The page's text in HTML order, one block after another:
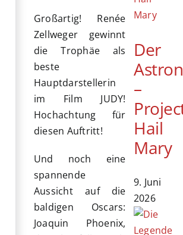
Großartig! Renée
Zellweger gewinnt
die Trophäe als
beste
Hauptdarstellerin
im Film JUDY!
Hochachtung für
diesen Auftritt!
Und noch eine
spannende
Aussicht auf die
baldigen Oscars:
Joaquin Phoenix,
Der
–
Hail
Mary
9. Juni
2026